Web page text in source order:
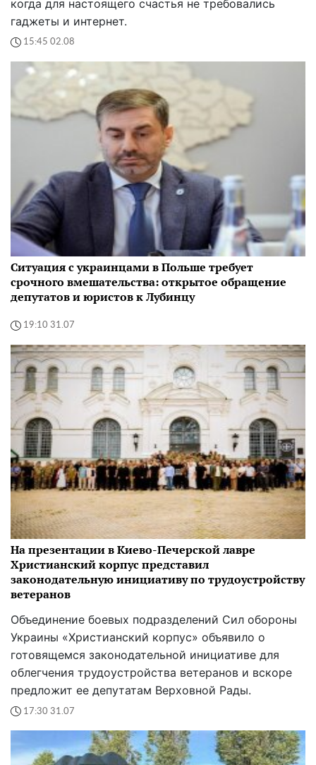
когда для настоящего счастья не требовались
гаджеты и интернет.
15:45 02.08
Ситуация с украинцами в Польше требует
срочного вмешательства: открытое обращение
депутатов и юристов к Лубинцу
19:10 31.07
На презентации в Киево-Печерской лавре
Христианский корпус представил
законодательную инициативу по трудоустройству
ветеранов
Объединение боевых подразделений Сил обороны
Украины «Христианский корпус» объявило о
готовящемся законодательной инициативе для
облегчения трудоустройства ветеранов и вскоре
предложит ее депутатам Верховной Рады.
17:30 31.07